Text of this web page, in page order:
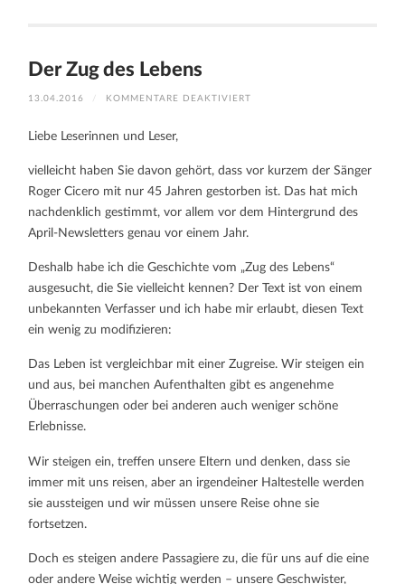
Der Zug des Lebens
13.04.2016 / KOMMENTARE DEAKTIVIERT
Liebe Leserinnen und Leser,
vielleicht haben Sie davon gehört, dass vor kurzem der Sänger
Roger Cicero mit nur 45 Jahren gestorben ist. Das hat mich
nachdenklich gestimmt, vor allem vor dem Hintergrund des
April-Newsletters genau vor einem Jahr.
Deshalb habe ich die Geschichte vom „Zug des Lebens“
ausgesucht, die Sie vielleicht kennen? Der Text ist von einem
unbekannten Verfasser und ich habe mir erlaubt, diesen Text
ein wenig zu modifizieren:
Das Leben ist vergleichbar mit einer Zugreise. Wir steigen ein
und aus, bei manchen Aufenthalten gibt es angenehme
Überraschungen oder bei anderen auch weniger schöne
Erlebnisse.
Wir steigen ein, treffen unsere Eltern und denken, dass sie
immer mit uns reisen, aber an irgendeiner Haltestelle werden
sie aussteigen und wir müssen unsere Reise ohne sie
fortsetzen.
Doch es steigen andere Passagiere zu, die für uns auf die eine
oder andere Weise wichtig werden – unsere Geschwister,